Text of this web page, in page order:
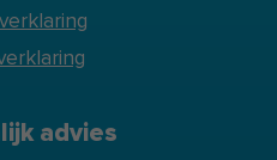
advies